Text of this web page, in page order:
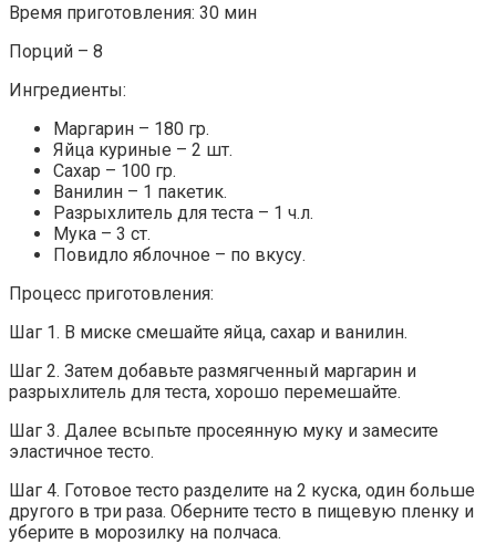
Время приготовления: 30 мин
Порций – 8
Ингредиенты:
Маргарин – 180 гр.
Яйца куриные – 2 шт.
Сахар – 100 гр.
Ванилин – 1 пакетик.
Разрыхлитель для теста – 1 ч.л.
Мука – 3 ст.
Повидло яблочное – по вкусу.
Процесс приготовления:
Шаг 1. В миске смешайте яйца, сахар и ванилин.
Шаг 2. Затем добавьте размягченный маргарин и
разрыхлитель для теста, хорошо перемешайте.
Шаг 3. Далее всыпьте просеянную муку и замесите
эластичное тесто.
Шаг 4. Готовое тесто разделите на 2 куска, один больше
другого в три раза. Оберните тесто в пищевую пленку и
уберите в морозилку на полчаса.